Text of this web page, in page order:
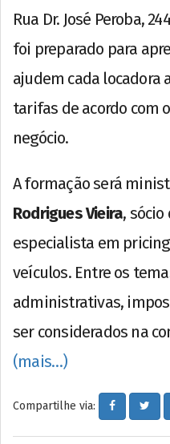
Rua Dr. José Peroba,
foi preparado para
ajudem cada locadora
tarifas de acordo com
negócio.
A formação será
Rodrigues Vieira, sócio
especialista em
veículos. Entre os
administrativas,
ser considerados na
(mais…)
Compartilhe via: